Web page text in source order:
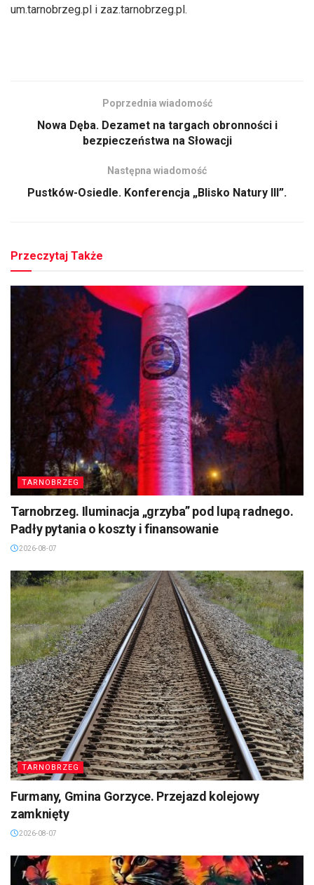
um.tarnobrzeg.pl i zaz.tarnobrzeg.pl.
Poprzednia wiadomość
Nowa Dęba. Dezamet na targach obronności i
bezpieczeństwa na Słowacji
Następna wiadomość
Pustków-Osiedle. Konferencja „Blisko Natury III”.
Przeczytaj Także
TARNOBRZEG
Tarnobrzeg. Iluminacja „grzyba” pod lupą radnego.
Padły pytania o koszty i finansowanie
2026-08-07
TARNOBRZEG
Furmany, Gmina Gorzyce. Przejazd kolejowy
zamknięty
2026-08-07